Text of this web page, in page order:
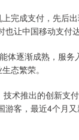
完成支付，先后
让中国移动支付
逐渐成熟，服务
态繁荣。
术推出的创新支
客，最近4个月